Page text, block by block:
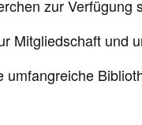
zur Verfügung
Mitgliedschaft und